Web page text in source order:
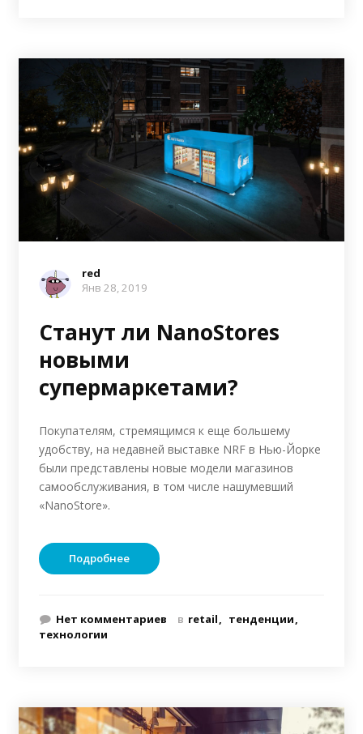
red
Янв 28, 2019
Станут ли NanoStores
новыми
супермаркетами?
Покупателям, стремящимся к еще большему
удобству, на недавней выставке NRF в Нью-Йорке
были представлены новые модели магазинов
самообслуживания, в том числе нашумевший
«NanoStore».
Подробнее
Нет комментариев в retail
тенденции
технологии